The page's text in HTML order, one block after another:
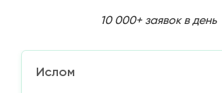
10 000+ заявок в день
Ислом